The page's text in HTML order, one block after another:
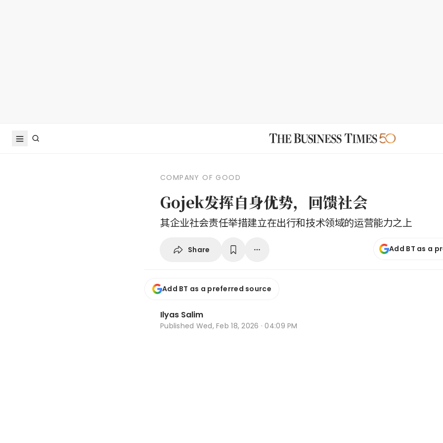
COMPANY OF GOOD
Gojek发挥自身优势，回馈社会
其企业社会责任举措建立在出行和技术领域的运营能力之上
Share Add BT as a
Add BT as a preferred source
Ilyas Salim
Published Wed, Feb 18, 2026 · 04:09 PM